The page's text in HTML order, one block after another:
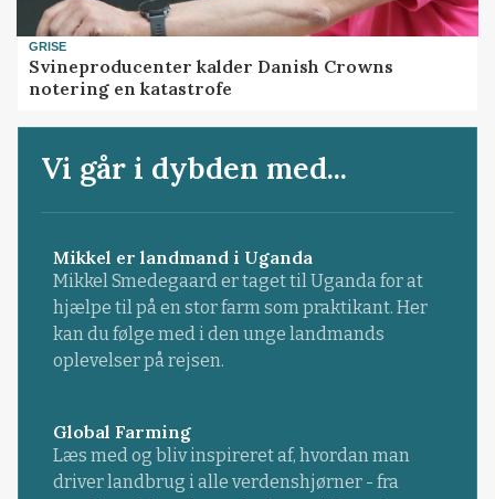
GRISE
Svineproducenter kalder Danish Crowns
notering en katastrofe
Vi går i dybden med...
Mikkel er landmand i Uganda
Mikkel Smedegaard er taget til Uganda for at
hjælpe til på en stor farm som praktikant. Her
kan du følge med i den unge landmands
oplevelser på rejsen.
Global Farming
Læs med og bliv inspireret af, hvordan man
driver landbrug i alle verdenshjørner - fra